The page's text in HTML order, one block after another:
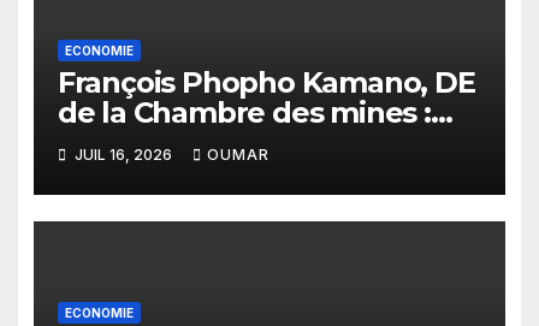
ECONOMIE
François Phopho Kamano, DE
de la Chambre des mines :
« la Guinée est aujourd’hui la
meilleure des destinations »
JUIL 16, 2026 OUMAR
ECONOMIE